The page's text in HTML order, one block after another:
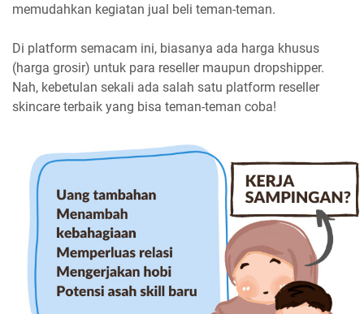
memudahkan kegiatan jual beli teman-teman.
Di platform semacam ini, biasanya ada harga khusus
(harga grosir) untuk para reseller maupun dropshipper.
Nah, kebetulan sekali ada salah satu platform reseller
skincare terbaik yang bisa teman-teman coba!